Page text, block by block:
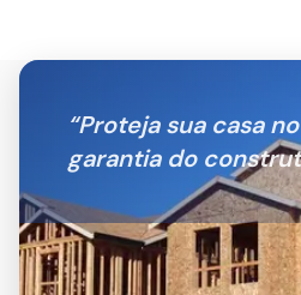
“Proteja sua casa
garantia do